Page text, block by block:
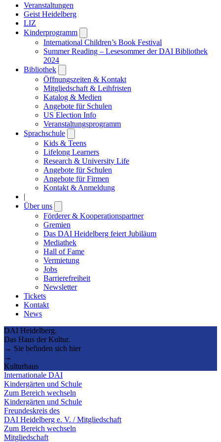
Veranstaltungen
Geist Heidelberg
LIZ
Kinderprogramm
submenu
International Children’s Book Festival
Summer Reading – Lesesommer der DAI Bibliothek
2024
Bibliothek
submenu
Öffnungszeiten & Kontakt
Mitgliedschaft & Leihfristen
Katalog & Medien
Angebote für Schulen
US Election Info
Veranstaltungsprogramm
Sprachschule
submenu
Kids & Teens
Lifelong Learners
Research & University Life
Angebote für Schulen
Angebote für Firmen
Kontakt & Anmeldung
|
Über uns
submenu
Förderer & Kooperationspartner
Gremien
Das DAI Heidelberg feiert Jubiläum
Mediathek
Hall of Fame
Vermietung
Jobs
Barrierefreiheit
Newsletter
Tickets
Kontakt
News
DAI Heidelberg.
Das Haus der Kultur.
→ Sie befinden sich hier
→
Kulturhaus
Internationale DAI
Kindergärten und Schule
Zum Bereich wechseln
Kindergärten und Schule
Freundeskreis des
DAI Heidelberg e. V. / Mitgliedschaft
Zum Bereich wechseln
Mitgliedschaft